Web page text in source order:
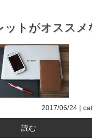
ットがオススメ
2017/06/24 |
読む